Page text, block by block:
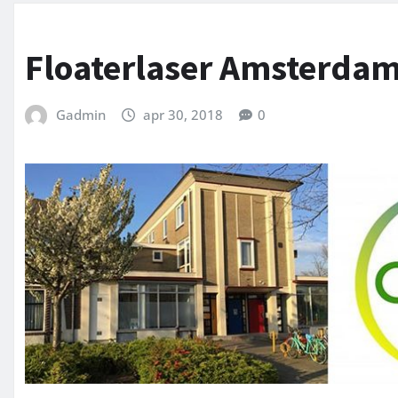
Floaterlaser
Gadmin apr 30, 2018 0